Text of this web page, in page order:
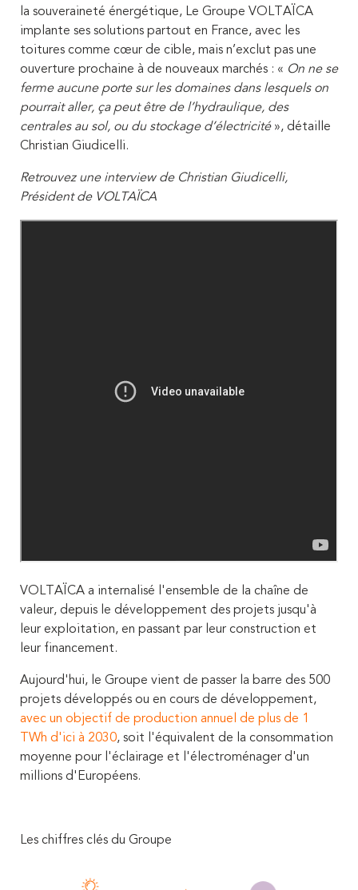
la souveraineté énergétique, Le Groupe VOLTAÏCA
implante ses solutions partout en France, avec les
toitures comme cœur de cible, mais n’exclut pas une
ouverture prochaine à de nouveaux marchés : « On ne se
ferme aucune porte sur les domaines dans lesquels on
pourrait aller, ça peut être de l’hydraulique, des
centrales au sol, ou du stockage d’électricité », détaille
Christian Giudicelli.
Retrouvez une interview de Christian Giudicelli,
Président de VOLTAÏCA
VOLTAÏCA a internalisé l'ensemble de la chaîne de
valeur, depuis le développement des projets jusqu'à
leur exploitation, en passant par leur construction et
leur financement.
Aujourd'hui, le Groupe vient de passer la barre des 500
projets développés ou en cours de développement,
avec un objectif de production annuel de plus de 1
TWh d'ici à 2030, soit l'équivalent de la consommation
moyenne pour l'éclairage et l'électroménager d'un
millions d'Européens.
Les chiffres clés du Groupe